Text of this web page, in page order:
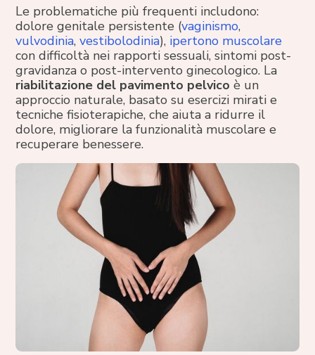
Le problematiche più frequenti includono:
dolore genitale persistente (vaginismo,
vulvodinia,vestibolodinia), ipertono muscolare
con difficoltà nei rapporti sessuali, sintomi post-
gravidanza o post-intervento ginecologico. La
riabilitazione del pavimento pelvico è un
approccio naturale, basato su esercizi mirati e
tecniche fisioterapiche, che aiuta a ridurre il
dolore, migliorare la funzionalità muscolare e
recuperare benessere.